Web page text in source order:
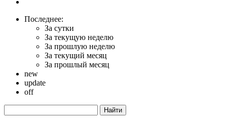
Последнее:
За сутки
За текущую неделю
За прошлую неделю
За текущий месяц
За прошлый месяц
new
update
off